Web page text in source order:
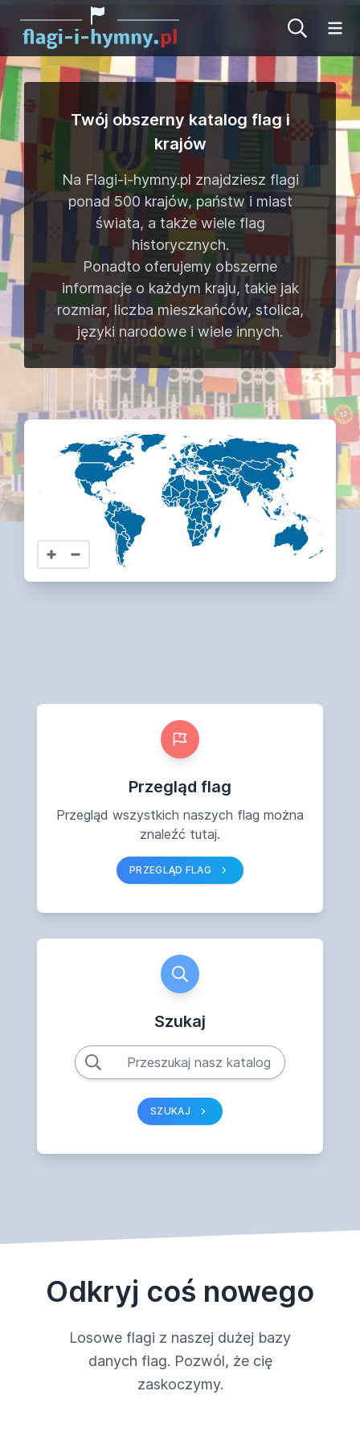
Twój obszerny katalog flag i
krajów
Na Flagi-i-hymny.pl znajdziesz flagi
ponad500 krajów, państw i miast
świata, a także wiele flag
historycznych.
Ponadto oferujemy obszerne
informacje o każdym kraju, takie jak
rozmiar, liczba mieszkańców, stolica,
języki narodowe i wiele innych.
Przegląd flag
Przegląd wszystkich naszych flag można
znaleźć tutaj.
PRZEGLĄD FLAG
Szukaj
SZUKAJ
Odkryj coś nowego
Losowe flagi z naszej dużej bazy
danych flag. Pozwól, że cię
zaskoczymy.